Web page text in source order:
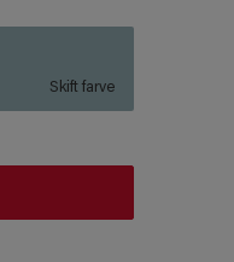
Skift farve